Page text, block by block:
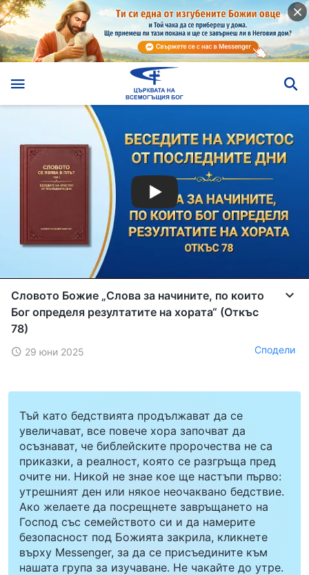
Словото Божие „Слова за начините, по които
Бог определя резултатите на хората“ (Откъс
78)
29 юни 2025 Сподели
Тъй като бедствията продължават да се
увеличават, все повече хора започват да
осъзнават, че библейските пророчества не са
приказки, а реалност, която се разгръща пред
очите ни. Никой не знае кое ще настъпи първо:
утрешният ден или някое неочаквано бедствие.
Ако желаете да посрещнете завръщането на
Господ със семейството си и да намерите
безопасност под Божията закрила, кликнете
върху Messenger, за да се присъедините към
нашата група за изучаване. Не чакайте до утре.